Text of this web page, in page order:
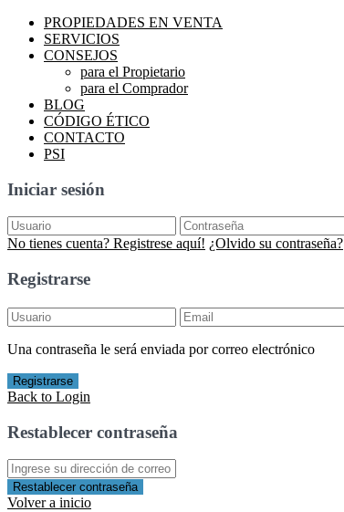
PROPIEDADES EN VENTA
SERVICIOS
CONSEJOS
para el Propietario
para el Comprador
BLOG
CÓDIGO ÉTICO
CONTACTO
PSI
Iniciar sesión
No tienes cuenta? Registrese aquí! ¿Olvido su contraseña?
Registrarse
Una contraseña le será enviada por correo electrónico
Registrarse
Back to Login
Restablecer contraseña
Restablecer contraseña
Volver a inicio